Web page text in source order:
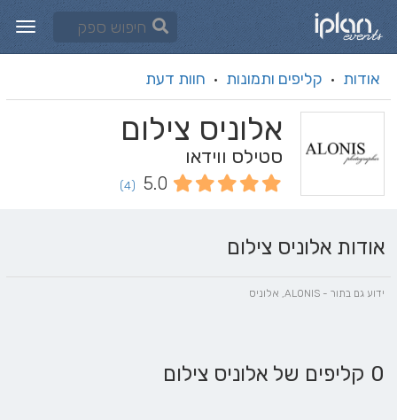
אודות · קליפים ותמונות · חוות דעת
אלוניס צילום
סטילס ווידאו
5.0
(4)
אודות אלוניס צילום
ידוע גם בתור - ALONIS, אלוניס
0 קליפים של אלוניס צילום